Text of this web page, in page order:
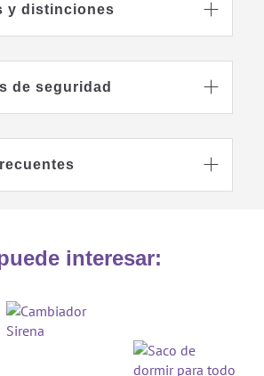
60°C
Se puede secar a
máquina con
programa suave
lejía
y distinciones 
de seguridad 

interesar: